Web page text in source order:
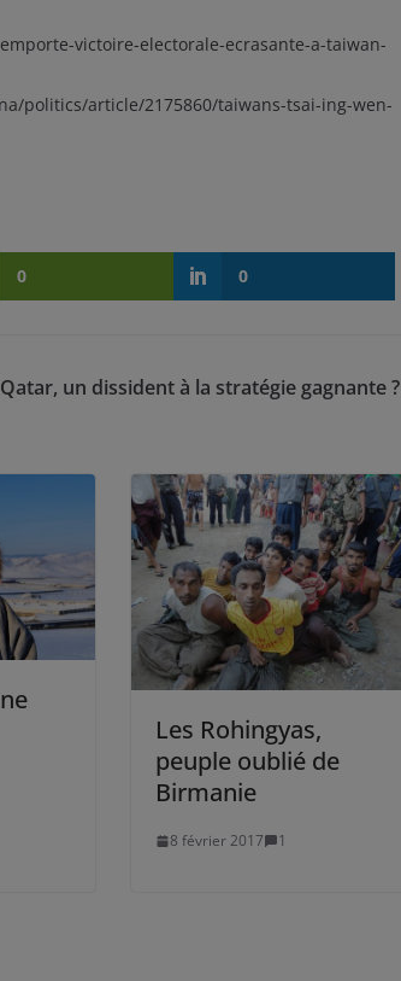
victoire-electorale-ecrasante-a-taiwan-
politics/article/2175860/taiwans-tsai-ing-wen-
0 0
un dissident à la stratégie gagnante ?
Les Rohingyas,
peuple oublié de
Birmanie
8 février 2017 1